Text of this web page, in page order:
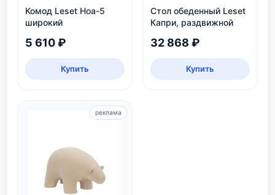
Комод Leset Ноа-5
широкий
5 610 ₽
Купить
Стол обеденный Leset
Капри, раздвижной
32 868 ₽
Купить
реклама